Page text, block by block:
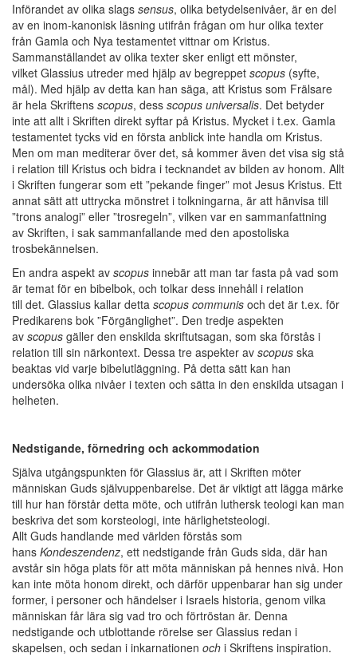
Införandet av olika slags sensus, olika betydelsenivåer, är en del
av en inom-kanonisk läsning utifrån frågan om hur olika texter
från Gamla och Nya testamentet vittnar om Kristus.
Sammanställandet av olika texter sker enligt ett mönster,
vilket Glassius utreder med hjälp av begreppet scopus (syfte,
mål). Med hjälp av detta kan han säga, att Kristus som Frälsare
är hela Skriftens scopus, dess scopus universalis. Det betyder
inte att allt i Skriften direkt syftar på Kristus. Mycket i t.ex. Gamla
testamentet tycks vid en första anblick inte handla om Kristus.
Men om man mediterar över det, så kommer även det visa sig stå
i relation till Kristus och bidra i tecknandet av bilden av honom. Allt
i Skriften fungerar som ett ”pekande finger” mot Jesus Kristus. Ett
annat sätt att uttrycka mönstret i tolkningarna, är att hänvisa till
”trons analogi” eller ”trosregeln”, vilken var en sammanfattning
av Skriften, i sak sammanfallande med den apostoliska
trosbekännelsen.
En andra aspekt av scopus innebär att man tar fasta på vad som
är temat för en bibelbok, och tolkar dess innehåll i relation
till det. Glassius kallar detta scopus communis och det är t.ex. för
Predikarens bok ”Förgänglighet”. Den tredje aspekten
av scopus gäller den enskilda skriftutsagan, som ska förstås i
relation till sin närkontext. Dessa tre aspekter av scopus ska
beaktas vid varje bibelutläggning. På detta sätt kan han
undersöka olika nivåer i texten och sätta in den enskilda utsagan i
helheten.
Nedstigande, förnedring och ackommodation
Själva utgångspunkten för Glassius är, att i Skriften möter
människan Guds självuppenbarelse. Det är viktigt att lägga märke
till hur han förstår detta möte, och utifrån luthersk teologi kan man
beskriva det som korsteologi, inte härlighetsteologi.
Allt Guds handlande med världen förstås som
hans Kondeszendenz, ett nedstigande från Guds sida, där han
avstår sin höga plats för att möta människan på hennes nivå. Hon
kan inte möta honom direkt, och därför uppenbarar han sig under
former, i personer och händelser i Israels historia, genom vilka
människan får lära sig vad tro och förtröstan är. Denna
nedstigande och utblottande rörelse ser Glassius redan i
skapelsen, och sedan i inkarnationen och i Skriftens inspiration.